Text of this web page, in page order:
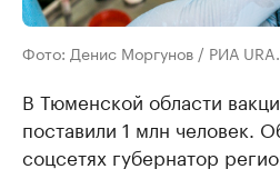
Фото: Денис Моргунов / РИА
В Тюменской области
поставили 1 млн человек.
соцсетях губернатор